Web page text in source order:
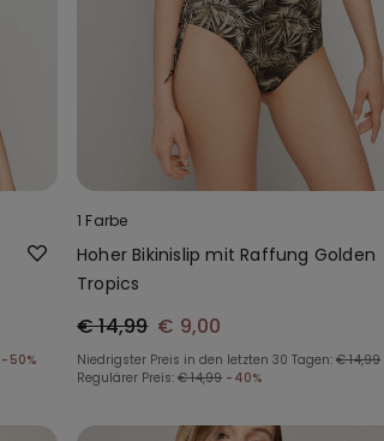
-50%
1 Farbe
Hoher Bikinislip mit Raffung Golden
Tropics
€ 14,99 € 9,00
Niedrigster Preis in den letzten 30 Tagen: € 14,99
Regulärer Preis: € 14,99 -40%